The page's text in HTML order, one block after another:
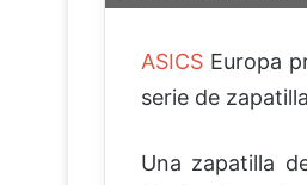
ASICS Europa
serie de
Una zapatilla